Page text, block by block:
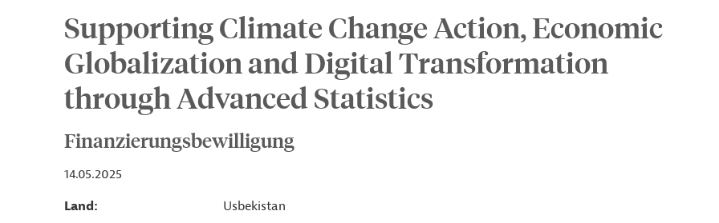
Supporting Climate Change Action, Economic
Globalization and Digital Transformation
through Advanced Statistics
Finanzierungsbewilligung
14.05.2025
Land
Usbekistan